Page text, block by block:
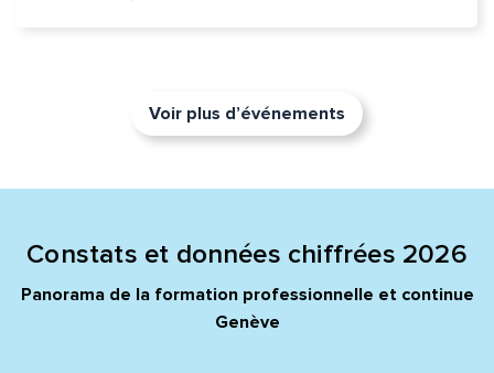
Voir plus d’événements
Constats et données chiffrées 2026
Panorama de la formation professionnelle et continue
Genève